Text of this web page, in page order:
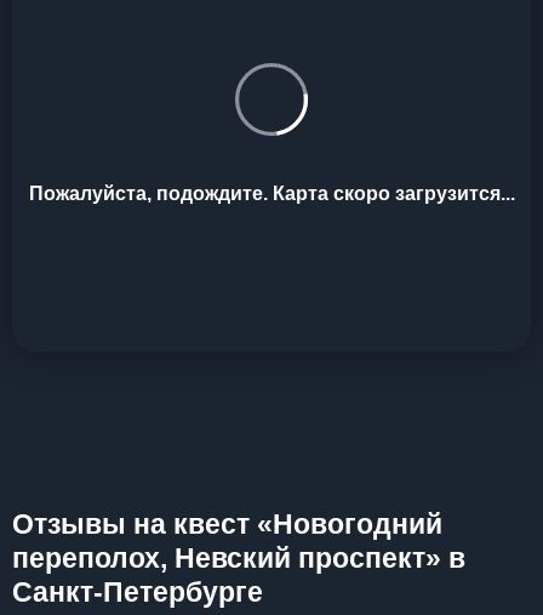
Пожалуйста, подождите. Карта скоро загрузится...
Отзывы на квест «Новогодний
переполох, Невский проспект» в
Санкт-Петербурге